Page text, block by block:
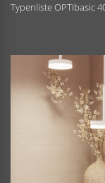
Typenliste OPTIbasic